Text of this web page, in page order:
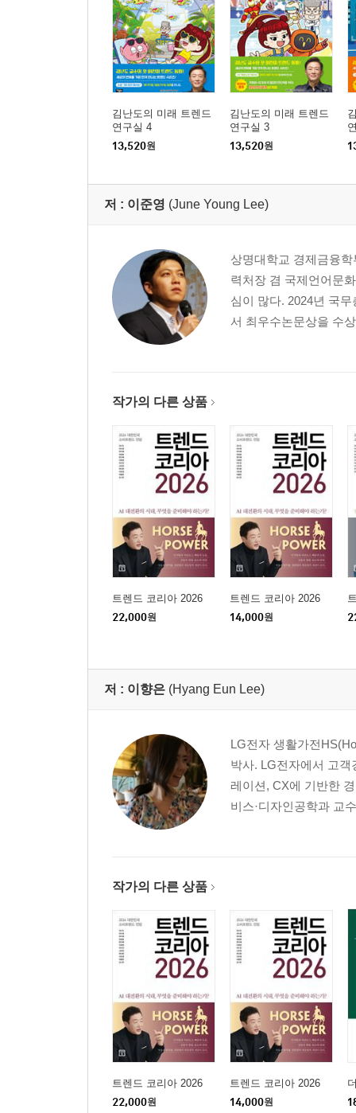
김난도의 미래 트렌드
연구실 4
13,520원
김난도의 미래 트렌드
연구실 3
13,520원
저 : 이준영 (June Young Lee)
상명대학교 경제금융
력처장 겸 국제언어문
심이 많다. 2024년 국
서 최우수논문상을 수
작가의 다른 상품
트렌드 코리아 2026
22,000원
트렌드 코리아 2026
14,000원
저 : 이향은 (Hyang Eun Lee)
LG전자 생활가전
박사. LG전자에서 고
레이션, CX에 기반한
비스·디자인공학과 교
작가의 다른 상품
트렌드 코리아 2026
22,000원
트렌드 코리아 2026
14,000원